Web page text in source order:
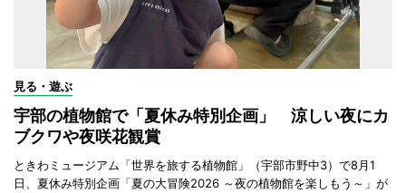
見る・遊ぶ
宇部の植物館で「夏休み特別企画」 涼しい夜にカ
ブクワや夜咲花観賞
ときわミュージアム「世界を旅する植物館」（宇部市野中3）で8月1
日、夏休み特別企画「夏の大冒険2026 ～夜の植物館を楽しもう～」が